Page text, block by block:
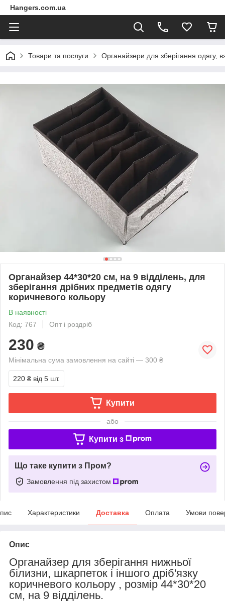
Hangers.com.ua
Товари та послуги Органайзери для зберігання одягу,
Органайзер 44*30*20 см, на 9 відділень, для
зберігання дрібних предметів одягу
коричневого кольору
В наявності
Код: 767
Опт і роздріб
230 ₴
Мінімальна сума замовлення на сайті — 300 ₴
220 ₴ від 5 шт.
Купити
або
Купити з
Що таке купити з Пром?
Замовлення під захистом
Характеристики Доставка Оплата Умови
Опис
Органайзер для зберігання нижньої
білизни, шкарпеток і іншого дріб'язку
коричневого кольору , розмір 44*30*20
см, на 9 відділень.